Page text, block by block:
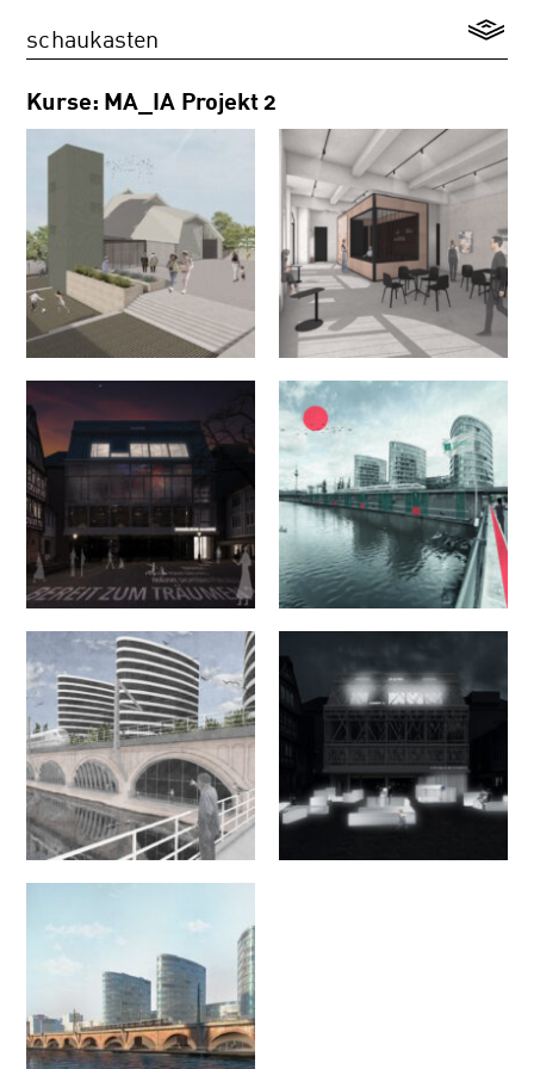
schaukasten
Kurse: MA_IA Projekt 2